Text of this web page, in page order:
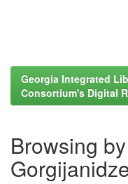
Georgia Integrated
Consortium's Digital
Browsing